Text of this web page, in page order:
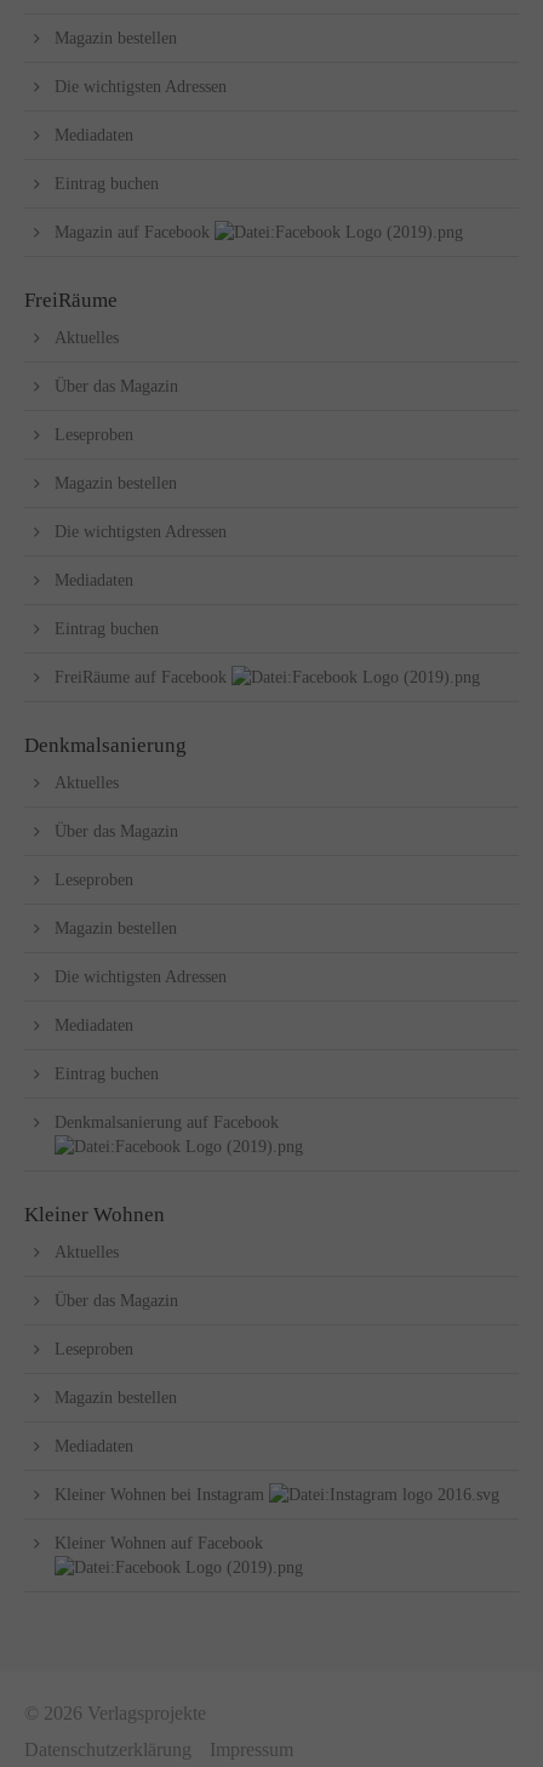
Magazin bestellen
Die wichtigsten Adressen
Mediadaten
Eintrag buchen
Magazin auf Facebook
FreiRäume
Aktuelles
Über das Magazin
Leseproben
Magazin bestellen
Die wichtigsten Adressen
Mediadaten
Eintrag buchen
FreiRäume auf Facebook
Denkmalsanierung
Aktuelles
Über das Magazin
Leseproben
Magazin bestellen
Die wichtigsten Adressen
Mediadaten
Eintrag buchen
Denkmalsanierung auf Facebook
Kleiner Wohnen
Aktuelles
Über das Magazin
Leseproben
Magazin bestellen
Mediadaten
Kleiner Wohnen bei Instagram
Kleiner Wohnen auf Facebook
© 2026 Verlagsprojekte
Datenschutzerklärung
Impressum